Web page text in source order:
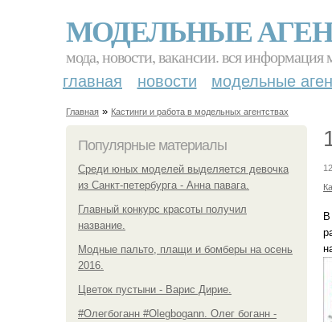
МОДЕЛЬНЫЕ
мода, новости, вакансии. вся информация
главная новости модельные
Главная » Кастинги и работа в модельных агентствах
Популярные материалы
Среди юных моделей выделяется девочка
из Санкт-петербурга - Анна павага.
Главный конкурс красоты получил
название.
Модные пальто, плащи и бомберы на осень
2016.
Цветок пустыни - Варис Дирие.
#Олегбоганн #Olegbogann. Олег боганн -
В